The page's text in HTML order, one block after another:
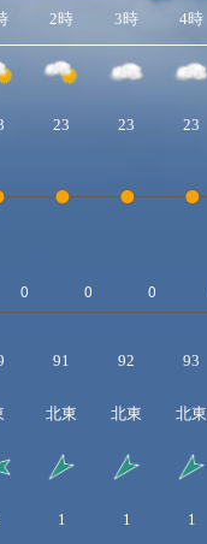
2時 3時 4時
23 23 23
91 92 93
北東 北東 北東
1 1 1